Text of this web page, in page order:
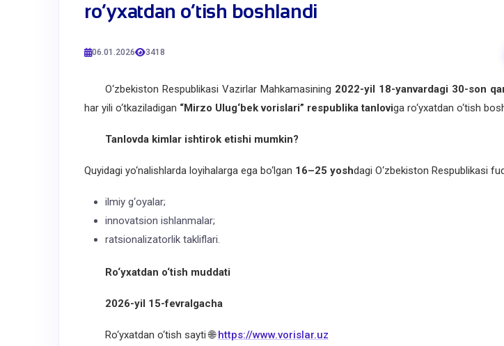
ro‘yxatdan o‘tish boshlandi
06.01.2026 3418
O‘zbekiston Respublikasi Vazirlar Mahkamasining 2022-yil 18-yanvardagi 30-son
har yili o‘tkaziladigan “Mirzo Ulug‘bek vorislari” respublika tanloviga ro‘yxatdan o‘tish
Tanlovda kimlar ishtirok etishi mumkin?
Quyidagi yo‘nalishlarda loyihalarga ega bo‘lgan 16–25 yoshdagi O‘zbekiston Respublikasi
ilmiy g‘oyalar;
innovatsion ishlanmalar;
ratsionalizatorlik takliflari.
Ro‘yxatdan o‘tish muddati
2026-yil 15-fevralgacha
Ro‘yxatdan o‘tish sayti 🌐https://www.vorislar.uz